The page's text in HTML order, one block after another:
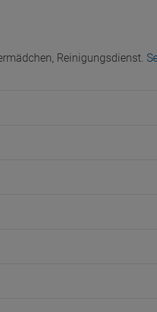
Reinigungsdienst.